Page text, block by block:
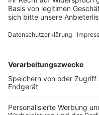
Video-
Wir
einzubetten.